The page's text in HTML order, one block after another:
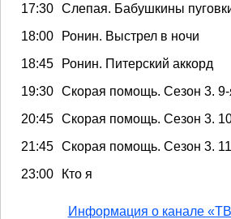
17:30 Слепая. Бабушкины
18:00
Ронин. Выстрел в ночи
18:45
Ронин. Питерский аккорд
19:30 Скорая помощь. Сезон 3. 9-
20:45 Скорая помощь. Сезон 3.
21:45 Скорая помощь. Сезон 3.
23:00
Кто я
Информация о канале